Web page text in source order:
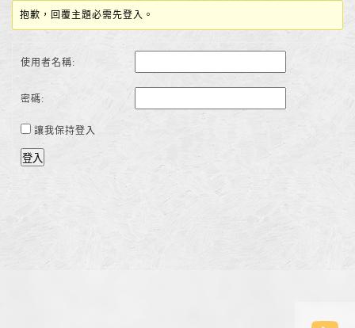
抱歉，回覆主題必需先登入。
使用者名稱:
密碼:
讓我保持登入
登入